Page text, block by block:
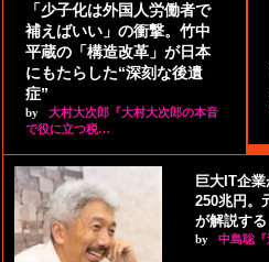
「少子化は外国人労働者で
補えばいい」の衝撃。竹中
平蔵の「構造改革」が日本
にもたらした“深刻な後遺
症”
by
大村大次郎『大村大次郎の本音
で役に立つ税…
巨大IT企
250兆円。
が解説す
by 中島聡